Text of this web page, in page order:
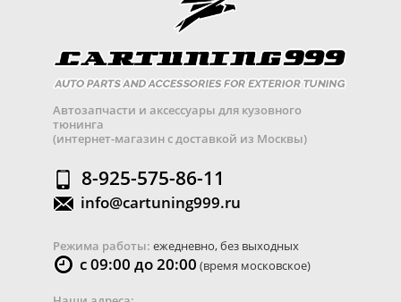
Автозапчасти и аксессуары для кузовного
тюнинга
(интернет-магазин с доставкой из Москвы)
8-925-575-86-11
info@cartuning999.ru
Режима работы: ежедневно, без выходных
с 09:00 до 20:00 (время московское)